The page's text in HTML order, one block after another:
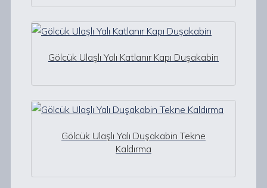
Gölcük Ulaşlı Yalı Katlanır Kapı Duşakabin
Gölcük Ulaşlı Yalı Duşakabin Tekne
Kaldırma